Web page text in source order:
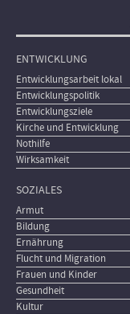
ENTWICKLUNG
Entwicklungsarbeit lokal
Entwicklungspolitik
Entwicklungsziele
Kirche und Entwicklung
Nothilfe
Wirksamkeit
SOZIALES
Armut
Bildung
Ernährung
Flucht und Migration
Frauen und Kinder
Gesundheit
Kultur